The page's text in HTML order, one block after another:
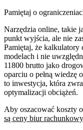
Pamiętaj o
Narzędzia online, takie
punkt wyjścia, ale nie
Pamiętaj, że kalkulatory
modelach i nie
11800 brutto jako
oparciu o pełną wiedzę
to inwestycja, która
optymalizacji obciążeń.
Aby oszacować koszty
są ceny biur